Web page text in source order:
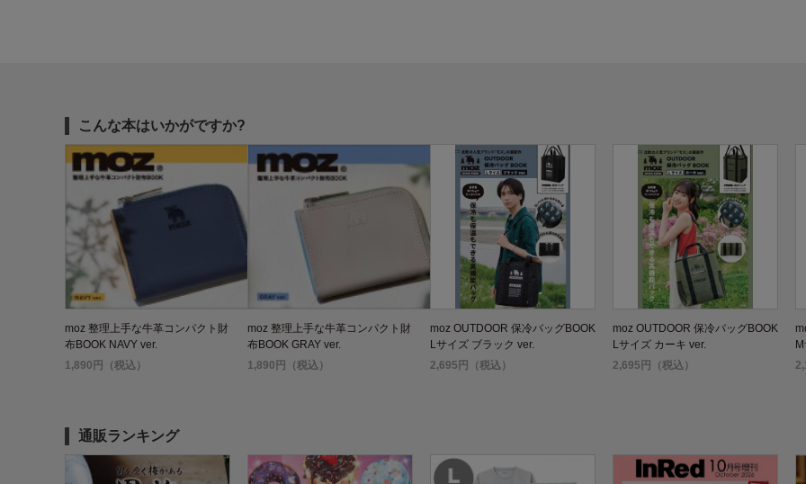
こんな本はいかがですか?
moz 整理上手な牛革コンパクト財
布BOOK NAVY ver.
1,890円（税込）
moz 整理上手な牛革コンパクト財
布BOOK GRAY ver.
1,890円（税込）
moz OUTDOOR 保冷バッグBOOK
Lサイズ ブラック ver.
2,695円（税込）
moz OUTDOOR 保冷バッグBOOK
Lサイズ カーキ ver.
2,695円（税込）
通販ランキング